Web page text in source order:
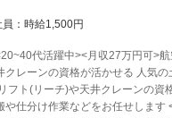
：時給1,500円
代活躍中><月収27万円可>
クレーンの資格が活かせる 人気の
フト(リーチ)や天井クレーンの資
や仕分け作業などをお任せしま